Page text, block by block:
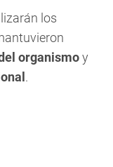
los
organismoy
.